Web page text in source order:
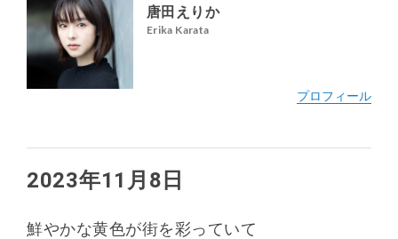
唐田えりか
Erika Karata
2023年11月8日
鮮やかな黄色が街を彩っていて